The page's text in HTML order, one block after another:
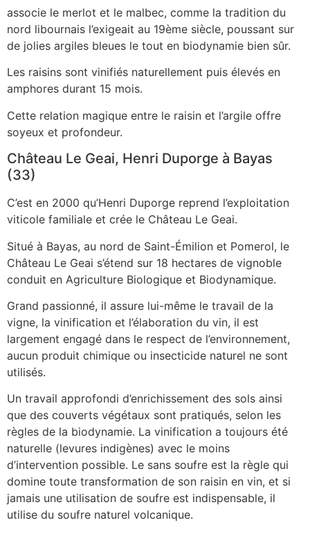
associe le merlot et le malbec, comme la tradition du
nord libournais l’exigeait au 19ème siècle, poussant sur
de jolies argiles bleues le tout en biodynamie bien sûr.
Les raisins sont vinifiés naturellement puis élevés en
amphores durant 15 mois.
Cette relation magique entre le raisin et l’argile offre
soyeux et profondeur.
Château Le Geai, Henri Duporge à Bayas
(33)
C’est en 2000 qu’Henri Duporge reprend l’exploitation
viticole familiale et crée le Château Le Geai.
Situé à Bayas, au nord de Saint-Émilion et Pomerol, le
Château Le Geai s’étend sur 18 hectares de vignoble
conduit en Agriculture Biologique et Biodynamique.
Grand passionné, il assure lui-même le travail de la
vigne, la vinification et l’élaboration du vin, il est
largement engagé dans le respect de l’environnement,
aucun produit chimique ou insecticide naturel ne sont
utilisés.
Un travail approfondi d’enrichissement des sols ainsi
que des couverts végétaux sont pratiqués, selon les
règles de la biodynamie. La vinification a toujours été
naturelle (levures indigènes) avec le moins
d’intervention possible. Le sans soufre est la règle qui
domine toute transformation de son raisin en vin, et si
jamais une utilisation de soufre est indispensable, il
utilise du soufre naturel volcanique.